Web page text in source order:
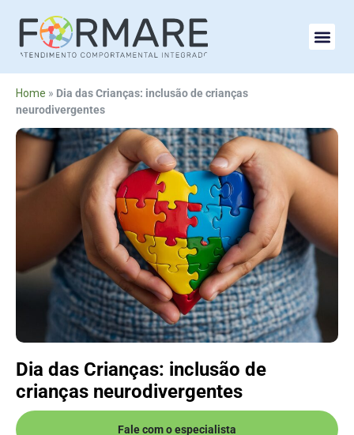
Home » Dia das Crianças: inclusão de crianças
neurodivergentes
Dia das Crianças: inclusão de
crianças neurodivergentes
Fale com o especialista